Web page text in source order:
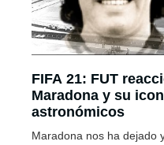
FIFA 21: FUT
Maradona y su
astronómicos
Maradona nos ha dejado